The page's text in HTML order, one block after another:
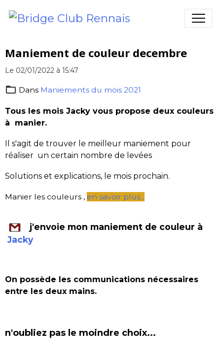
Maniement de couleur decembre
Le 02/01/2022 à 15:47
Dans Maniements du mois 2021
Tous les mois Jacky vous propose deux couleurs
à manier.
Il s'agit de trouver le meilleur maniement pour
réaliser un certain nombre de levées
Solutions et explications, le mois prochain.
Manier les couleurs , en savoir plus...
j'envoie mon maniement de couleur à
Jacky
On possède les communications nécessaires
entre les deux mains.
n'oubliez pas le moindre choix...